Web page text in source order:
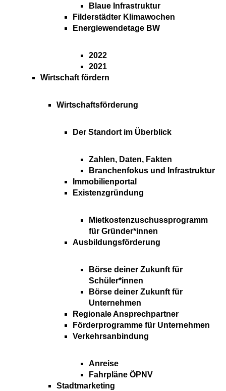
Blaue Infrastruktur
Filderstädter Klimawochen
Energiewendetage BW
2022
2021
Wirtschaft fördern
Wirtschaftsförderung
Der Standort im Überblick
Zahlen, Daten, Fakten
Branchenfokus und Infrastruktur
Immobilienportal
Existenzgründung
Mietkostenzuschussprogramm
für Gründer*innen
Ausbildungsförderung
Börse deiner Zukunft für
Schüler*innen
Börse deiner Zukunft für
Unternehmen
Regionale Ansprechpartner
Förderprogramme für Unternehmen
Verkehrsanbindung
Anreise
Fahrpläne ÖPNV
Stadtmarketing